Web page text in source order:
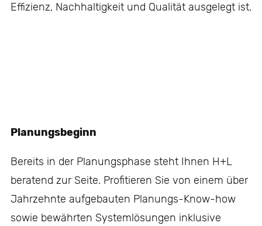
Effizienz, Nachhaltigkeit und Qualität ausgelegt ist.
Planungsbeginn
Bereits in der Planungsphase steht Ihnen H+L
beratend zur Seite. Profitieren Sie von einem über
Jahrzehnte aufgebauten Planungs-Know-how
sowie bewährten Systemlösungen inklusive